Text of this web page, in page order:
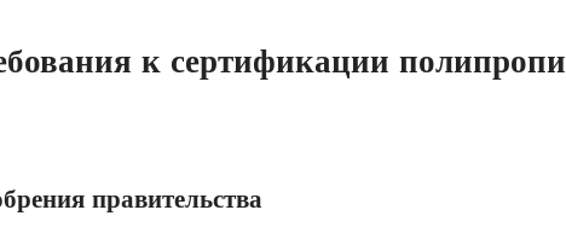
к сертификации
правительства